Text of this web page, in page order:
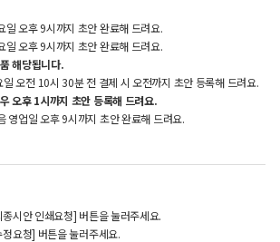
일 오후 9시까지 초안 완료해 드려요.
일 오후 9시까지 초안 완료해 드려요.
해당됩니다.
오전 10시 30분 전 결제 시 오전까지 초안 등록해 드려요.
오후 1시까지 초안 등록해 드려요.
영업일 오후 9시까지 초안 완료해 드려요.
시안 인쇄요청] 버튼을 눌러주세요.
요청] 버튼을 눌러주세요.